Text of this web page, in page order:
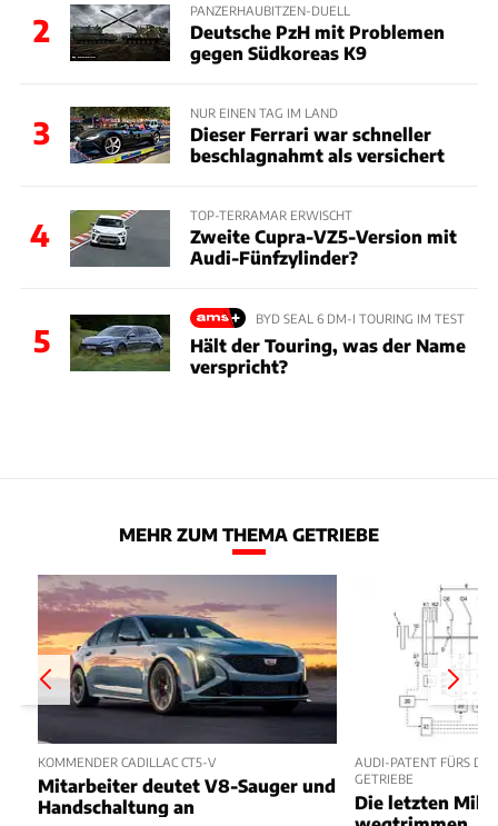
2
PANZERHAUBITZEN-DUELL
Deutsche PzH mit Problemen
gegen Südkoreas K9
3
NUR EINEN TAG IM LAND
Dieser Ferrari war schneller
beschlagnahmt als versichert
4
TOP-TERRAMAR ERWISCHT
Zweite Cupra-VZ5-Version mit
Audi-Fünfzylinder?
5
BYD SEAL 6 DM-I TOURING IM TEST
Hält der Touring, was der Name
verspricht?
MEHR ZUM THEMA GETRIEBE
KOMMENDER CADILLAC CT5-V
Mitarbeiter deutet V8-Sauger und
Handschaltung an
AUDI-PATENT FÜRS
GETRIEBE
Die letzten